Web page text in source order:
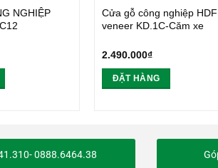
NGHIỆP
Cửa gỗ công nghiệp HDF
veneer KD.1C-Căm xe
2.490.000₫
ĐẶT HÀNG
0888.6464.38